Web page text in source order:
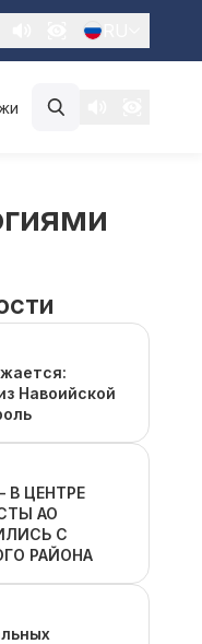
Навоийской
В ЦЕНТРЕ
АО
С
РАЙОНА